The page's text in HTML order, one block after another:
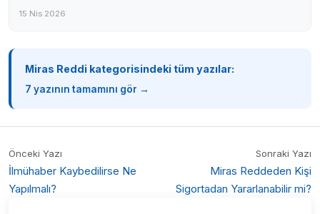
15 Nis 2026
Miras Reddi kategorisindeki tüm yazılar:
7 yazının tamamını gör →
Önceki Yazı
İlmühaber Kaybedilirse Ne
Yapılmalı?
Sonraki Yazı
Miras Reddeden Kişi
Sigortadan Yararlanabilir mi?